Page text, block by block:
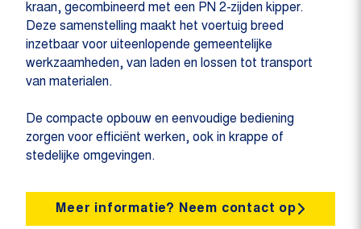
kraan, gecombineerd met een PN 2-zijden kipper.
Deze samenstelling maakt het voertuig breed
inzetbaar voor uiteenlopende gemeentelijke
werkzaamheden, van laden en lossen tot transport
van materialen.
De compacte opbouw en eenvoudige bediening
zorgen voor efficiënt werken, ook in krappe of
stedelijke omgevingen.
Meer informatie? Neem contact op